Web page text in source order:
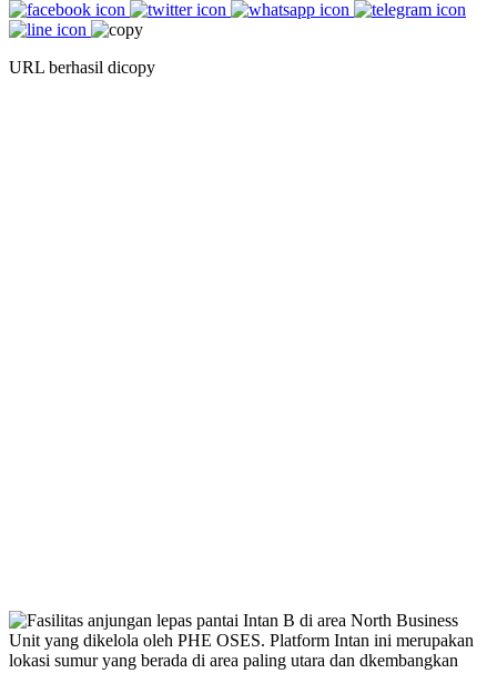
URL berhasil dicopy